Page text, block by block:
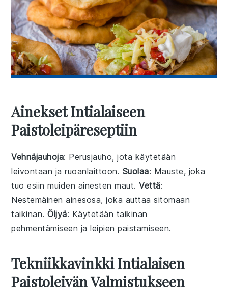
Ainekset Intialaiseen
Paistoleipäreseptiin
Vehnäjauhoja: Perusjauho, jota käytetään
leivontaan ja ruoanlaittoon. Suolaa: Mauste, joka
tuo esiin muiden ainesten maut.Vettä:
Nestemäinen ainesosa, joka auttaa sitomaan
taikinan.Öljyä: Käytetään taikinan
pehmentämiseen ja leipien paistamiseen.
Tekniikkavinkki Intialaisen
Paistoleivän Valmistukseen